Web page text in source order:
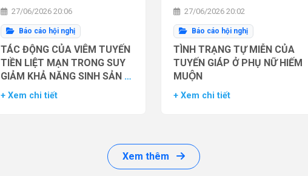
27/06/2026 20:06
Báo cáo hội nghị
TÁC ĐỘNG CỦA VIÊM TUYẾN
TIỀN LIỆT MẠN TRONG SUY
GIẢM KHẢ NĂNG SINH SẢN Ở
NAM GIỚI
+ Xem chi tiết
27/06/2026 20:02
Báo cáo hội nghị
TÌNH TRẠNG TỰ MIỄN CỦA
TUYẾN GIÁP Ở PHỤ NỮ HIẾM
MUỘN
+ Xem chi tiết
Xem thêm